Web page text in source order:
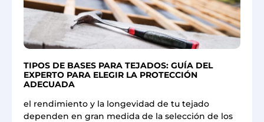
TIPOS DE BASES PARA TEJADOS: GUÍA DEL
EXPERTO PARA ELEGIR LA PROTECCIÓN
ADECUADA
el rendimiento y la longevidad de tu tejado
dependen en gran medida de la selección de los